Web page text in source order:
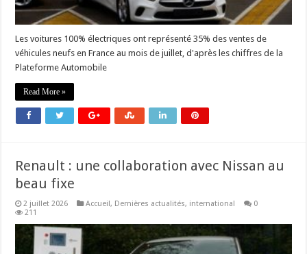
Les voitures 100% électriques ont représenté 35% des ventes de
véhicules neufs en France au mois de juillet, d'après les chiffres de la
Plateforme Automobile
Read More »
Renault : une collaboration avec Nissan au
beau fixe
2 juillet 2026 Accueil, Dernières actualités, international
0
211